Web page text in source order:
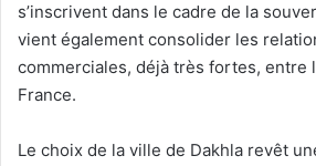
s’inscrivent dans le cadre de la
vient également consolider les
commerciales, déjà très fortes, entre
France.
Le choix de la ville de Dakhla revêt